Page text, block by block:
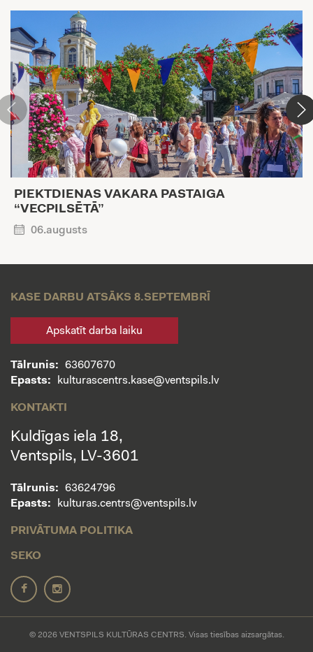
PIEKTDIENAS VAKARA PASTAIGA
“VECPILSĒTĀ”
06.augusts
KASE DARBU ATSĀKS 8.SEPTEMBRĪ
Apskatīt darba laiku
Tālrunis:
63607670
Epasts:
kulturascentrs.kase@ventspils.lv
KONTAKTI
Kuldīgas iela 18,
Ventspils, LV-3601
Tālrunis:
63624796
Epasts:
kulturas.centrs@ventspils.lv
PRIVĀTUMA POLITIKA
SEKO
© 2026 VENTSPILS KULTŪRAS CENTRS. Visas tiesības aizsargātas.